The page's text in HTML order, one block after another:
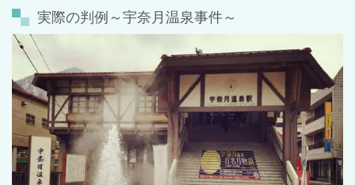
実際の判例～宇奈月温泉事件～